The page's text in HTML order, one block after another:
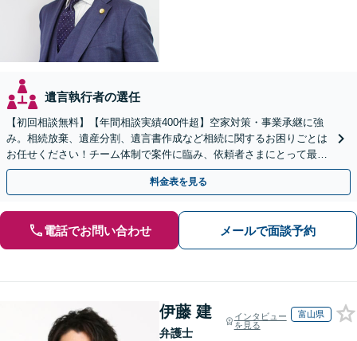
遺言執行者の選任
【初回相談無料】【年間相談実績400件超】空家対策・事業承継に強
み。相続放棄、遺産分割、遺言書作成など相続に関するお困りごとは
お任せください！チーム体制で案件に臨み、依頼者さまにとって最善
の解決を目指します【堅田駅4分】【無料駐車場あり】
料金表を見る
電話でお問い合わせ メールで面談予約
伊藤 建
弁護士
インタビュー
を見る
富山県